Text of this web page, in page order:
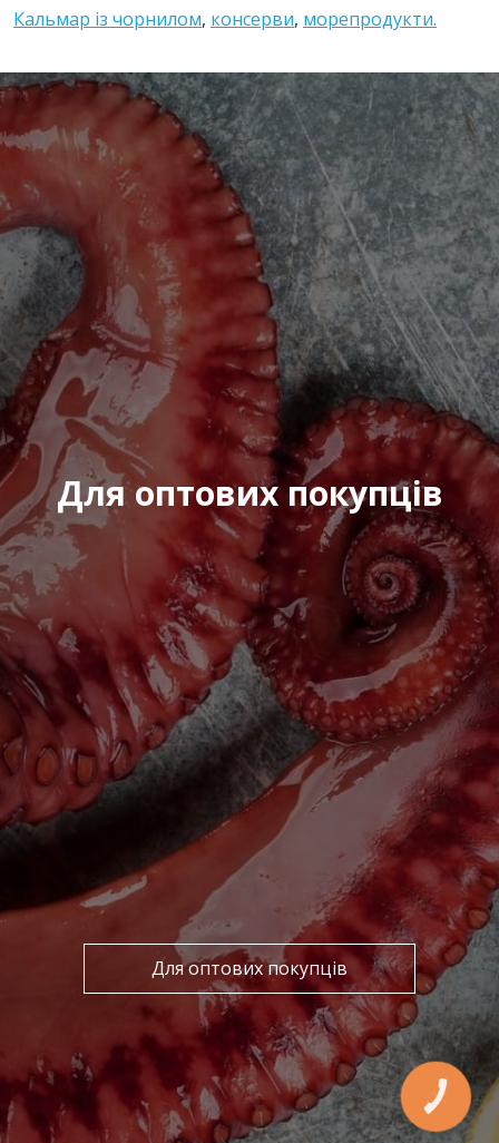
Кальмар із чорнилом, консерви, морепродукти.
Для оптових покупців
Для оптових покупців
Відправити
КНОПКА
ЗВ'ЯЗКУ